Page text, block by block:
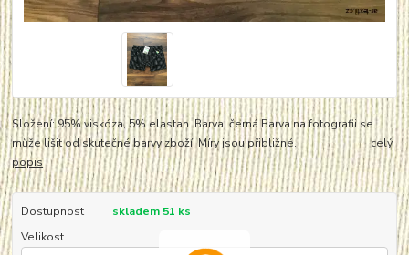
Složení: 95% viskóza, 5% elastan. Barva: černá Barva na fotografii se
může lišit od skutečné barvy zboží. Míry jsou přibližné.celý
popis
Dostupnost
skladem 51 ks
Velikost